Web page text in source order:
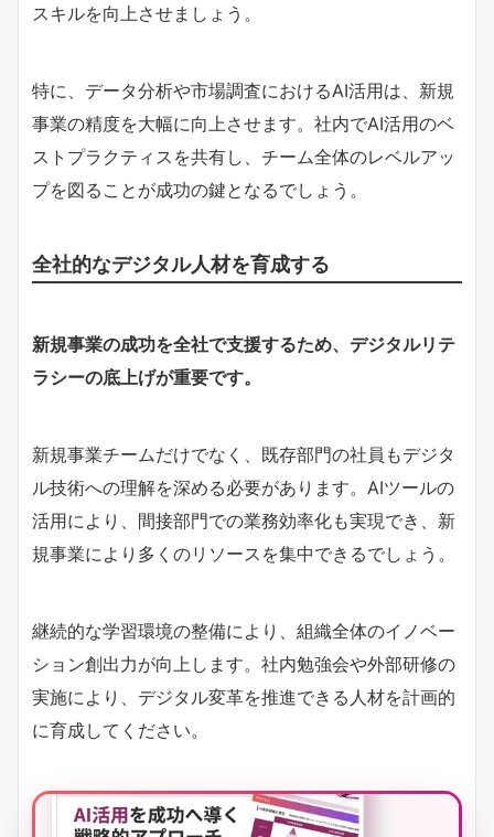
スキルを向上させましょう。
特に、データ分析や市場調査におけるAI活用は、新規
事業の精度を大幅に向上させます。社内でAI活用のベ
ストプラクティスを共有し、チーム全体のレベルアッ
プを図ることが成功の鍵となるでしょう。
全社的なデジタル人材を育成する
新規事業の成功を全社で支援するため、デジタルリテ
ラシーの底上げが重要です。
新規事業チームだけでなく、既存部門の社員もデジタ
ル技術への理解を深める必要があります。AIツールの
活用により、間接部門での業務効率化も実現でき、新
規事業により多くのリソースを集中できるでしょう。
継続的な学習環境の整備により、組織全体のイノベー
ション創出力が向上します。社内勉強会や外部研修の
実施により、デジタル変革を推進できる人材を計画的
に育成してください。